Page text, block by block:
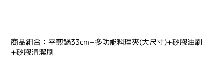
商品組合：平煎鍋33cm+多功能料理夾(大尺寸)+矽膠油刷
+矽膠清潔刷